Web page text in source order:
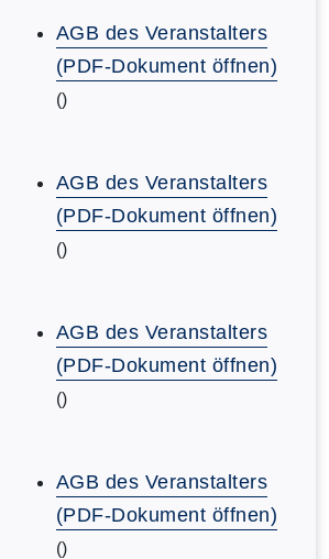
AGB des Veranstalters
(PDF-Dokument öffnen)
()
AGB des Veranstalters
(PDF-Dokument öffnen)
()
AGB des Veranstalters
(PDF-Dokument öffnen)
()
AGB des Veranstalters
(PDF-Dokument öffnen)
()